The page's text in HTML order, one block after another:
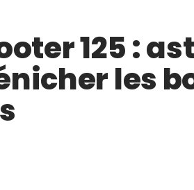
125 :
les